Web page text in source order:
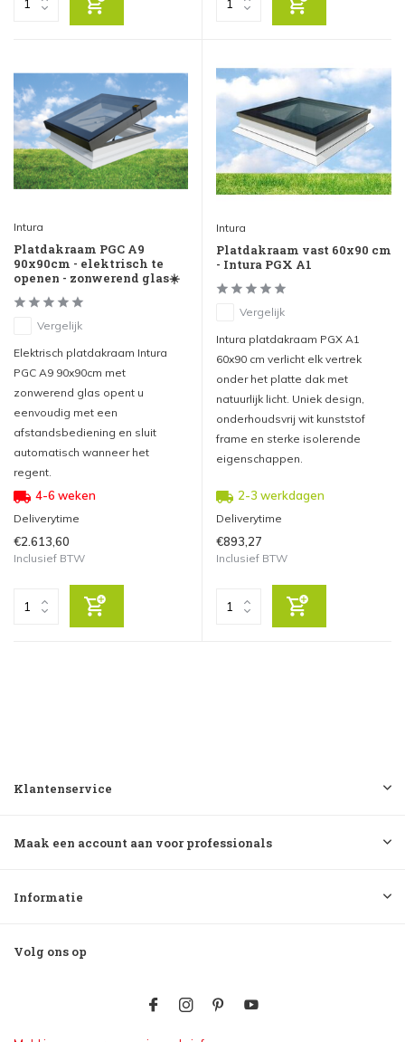
Intura
Platdakraam PGC A9
90x90cm - elektrisch te
openen - zonwerend glas☀️
Vergelijk
Elektrisch platdakraam Intura
PGC A9 90x90cm met
zonwerend glas opent u
eenvoudig met een
afstandsbediening en sluit
automatisch wanneer het
regent.
4-6 weken
Deliverytime
€2.613,60
Inclusief BTW
Intura
Platdakraam vast 60x90 cm
- Intura PGX A1
Vergelijk
Intura platdakraam PGX A1
60x90 cm verlicht elk vertrek
onder het platte dak met
natuurlijk licht. Uniek design,
onderhoudsvrij wit kunststof
frame en sterke isolerende
eigenschappen.
2-3 werkdagen
Deliverytime
€893,27
Inclusief BTW
Klantenservice
Maak een account aan voor professionals
Informatie
Volg ons op